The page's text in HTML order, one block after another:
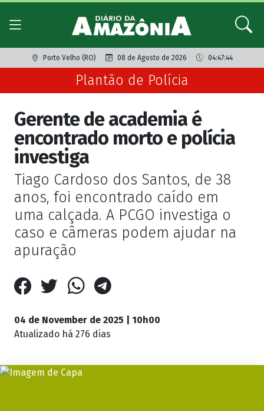
Porto Velho (RO) 08 de Agosto de 2026 04:47:44
Plantão de Polícia
Gerente de academia é
encontrado morto e polícia
investiga
Tiago Cardoso dos Santos, de 38
anos, foi encontrado caído em
uma calçada. A PCGO investiga o
caso e câmeras podem ajudar na
apuração
04 de November de 2025 | 10h00
Atualizado há 276 dias